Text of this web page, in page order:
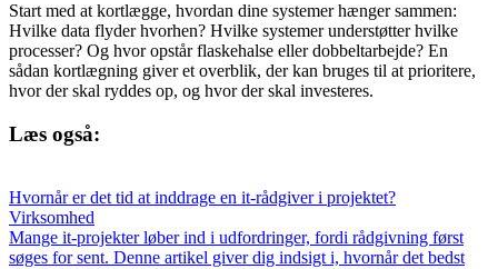
Start med at kortlægge, hvordan dine systemer hænger sammen:
Hvilke data flyder hvorhen? Hvilke systemer understøtter hvilke
processer? Og hvor opstår flaskehalse eller dobbeltarbejde? En
sådan kortlægning giver et overblik, der kan bruges til at prioritere,
hvor der skal ryddes op, og hvor der skal investeres.
Læs også:
Hvornår er det tid at inddrage en it-rådgiver i projektet?
Virksomhed
Mange it-projekter løber ind i udfordringer, fordi rådgivning først
søges for sent. Denne artikel giver dig indsigt i, hvornår det bedst